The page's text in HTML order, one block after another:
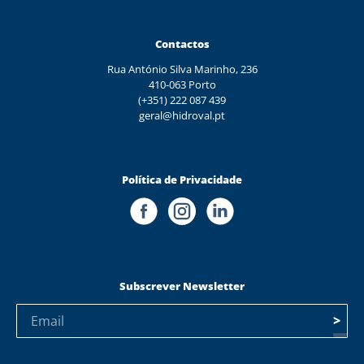
Contactos
Rua António Silva Marinho, 236
410-063 Porto
(+351) 222 087 439
geral@hidroval.pt
Política de Privacidade
Subscrever Newsletter
>